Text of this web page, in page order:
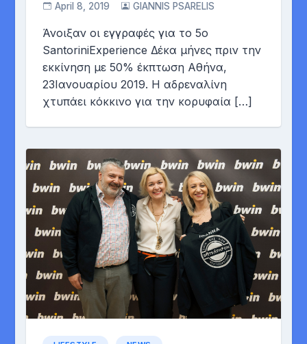
April 8, 2019 GIANNIS PSARELIS
Άνοιξαν οι εγγραφές για το 5ο
SantoriniExperience Δέκα μήνες πριν την
εκκίνηση με 50% έκπτωση Αθήνα,
23Ιανουαρίου 2019. Η αδρεναλίνη
χτυπάει κόκκινο για την κορυφαία […]